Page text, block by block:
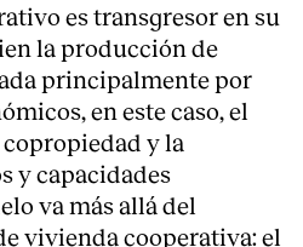
es transgresor en su
la producción de
principalmente por
en este caso, el
copropiedad y la
y capacidades
va más allá del
vivienda cooperativa: el